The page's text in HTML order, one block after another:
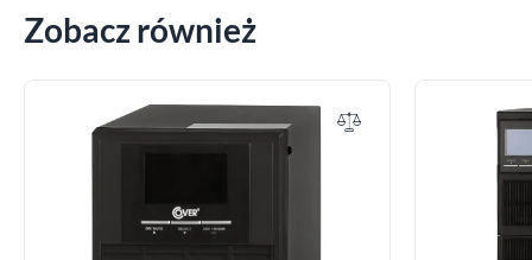
Zobacz również